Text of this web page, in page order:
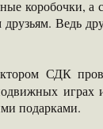
коробочки,
Ведь
СДК
играх
подарками.